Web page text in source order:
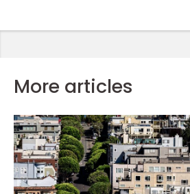
More articles